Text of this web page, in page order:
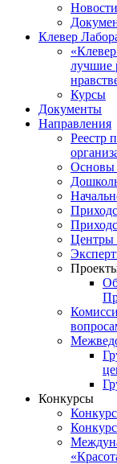
Клевер
лучшие
Курсы
Документы
Направления
Реестр
Основы
Центры
Конкурсы